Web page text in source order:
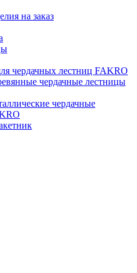
на заказ
чердачных лестниц FAKRO
чердачные лестницы
чердачные